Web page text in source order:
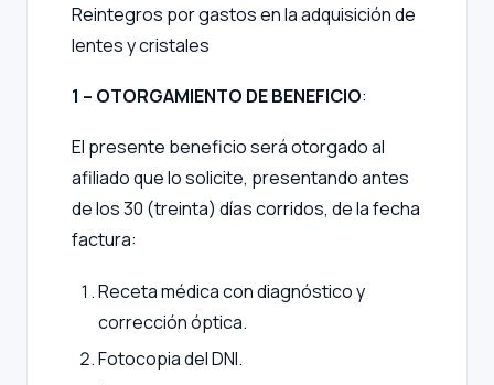
Reintegros por gastos en la adquisición de
lentes y cristales
1 – OTORGAMIENTO DE BENEFICIO:
El presente beneficio será otorgado al
afiliado que lo solicite, presentando antes
de los 30 (treinta) días corridos, de la fecha
factura:
Receta médica con diagnóstico y
corrección óptica.
Fotocopia del DNI.